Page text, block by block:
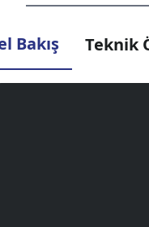
Bakış Teknik